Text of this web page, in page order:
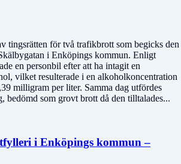
tingsrätten för två trafikbrott som begicks den
i Enköpings kommun. Enligt
en personbil efter att ha intagit en
vilket resulterade i en alkoholkoncentration
milligram per liter. Samma dag utfördes
bedömd som grovt brott då den tilltalades...
i Enköpings kommun –